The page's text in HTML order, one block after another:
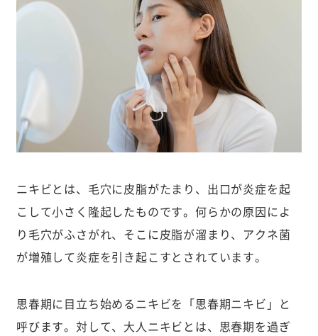
ニキビとは、毛穴に皮脂がたまり、出口が炎症を起
こして小さく隆起したものです。何らかの原因によ
り毛穴がふさがれ、そこに皮脂が溜まり、アクネ菌
が増殖して炎症を引き起こすとされています。
思春期に目立ち始めるニキビを「思春期ニキビ」と
呼びます。対して、大人ニキビとは、思春期を過ぎ